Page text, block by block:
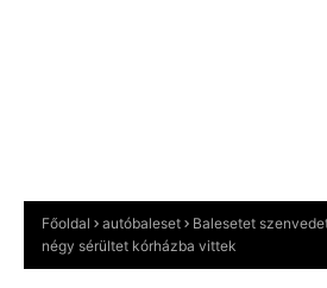
Főoldal autóbaleset
Balesetet
négy sérültet kórházba vittek